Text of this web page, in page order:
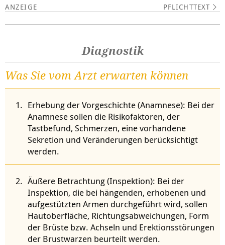
PFLICHTTEXT
Diagnostik
Was Sie vom Arzt erwarten können
Erhebung der Vorgeschichte (Anamnese): Bei der
Anamnese sollen die Risikofaktoren, der
Tastbefund, Schmerzen, eine vorhandene
Sekretion und Veränderungen berücksichtigt
werden.
Äußere Betrachtung (Inspektion): Bei der
Inspektion, die bei hängenden, erhobenen und
aufgestützten Armen durchgeführt wird, sollen
Hautoberfläche, Richtungsabweichungen, Form
der Brüste bzw. Achseln und Erektionsstörungen
der Brustwarzen beurteilt werden.